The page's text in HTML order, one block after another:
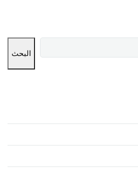
البحث